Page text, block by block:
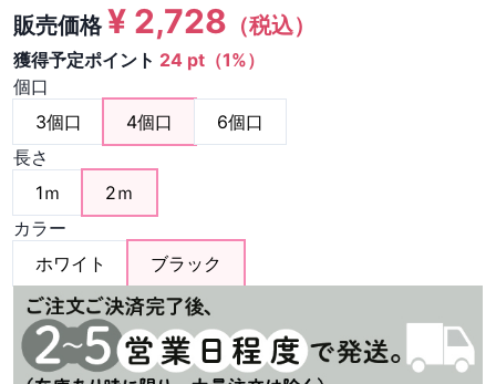
販売価格¥ 2,728 （税込）
獲得予定ポイント 24 pt（1%）
個口
3個口
4個口
6個口
長さ
1ｍ
2ｍ
カラー
ホワイト
ブラック